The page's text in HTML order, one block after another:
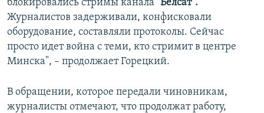
блокировались стримы канала "Белсат".
Журналистов задерживали, конфисковали
оборудование, составляли протоколы. Сейчас
просто идет война с теми, кто стримит в центре
Минска", – продолжает Горецкий.
В обращении, которое передали чиновникам,
журналисты отмечают, что продолжат работу,